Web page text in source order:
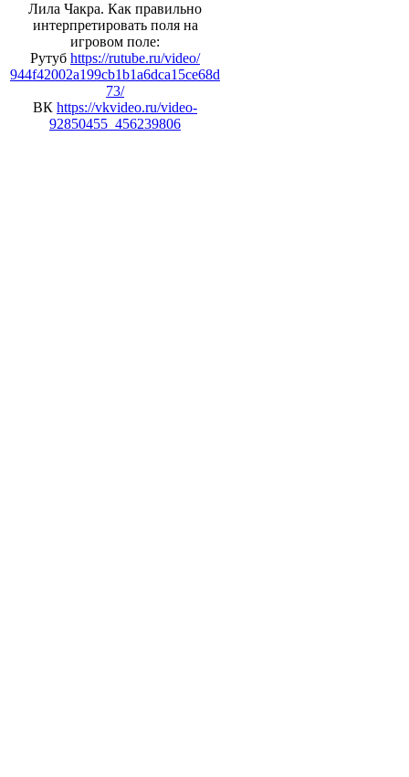
Лила Чакра. Как правильно
интерпретировать поля на
игровом поле:
Рутуб https://rutube.ru/video/
944f42002a199cb1b1a6dca15ce68d
73/
ВК https://vkvideo.ru/video-
92850455_456239806